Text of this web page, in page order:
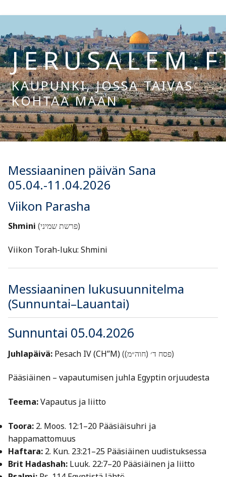
sisältöön
KAUPUNKI, JOSSA TAIVAS
KOHTAA MAAN
Hae:
Messiaaninen päivän Sana
05.04.-11.04.2026
Viikon Parasha
Shmini (פרשת שמיני)
Viikon Torah-luku: Shmini
Messiaaninen lukusuunnitelma
(Sunnuntai–Lauantai)
Sunnuntai 05.04.2026
Juhlapäivä: Pesach IV (CH’’M) (פסח ד׳ (חוה״מ))
Pääsiäinen – vapautumisen juhla Egyptin orjuudesta
Teema:Vapautus ja liitto
Toora: 2. Moos. 12:1–20 Pääsiäisuhri ja
happamattomuus
Haftara: 2. Kun. 23:21–25 Pääsiäinen uudistuksessa
Brit Hadashah: Luuk. 22:7–20 Pääsiäinen ja liitto